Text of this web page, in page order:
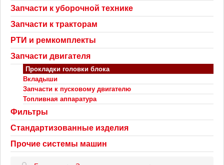
Запчасти к уборочной технике
Запчасти к тракторам
РТИ и ремкомплекты
Запчасти двигателя
Прокладки головки блока
Вкладыши
Запчасти к пусковому двигателю
Топливная аппаратура
Фильтры
Стандартизованные изделия
Прочие системы машин